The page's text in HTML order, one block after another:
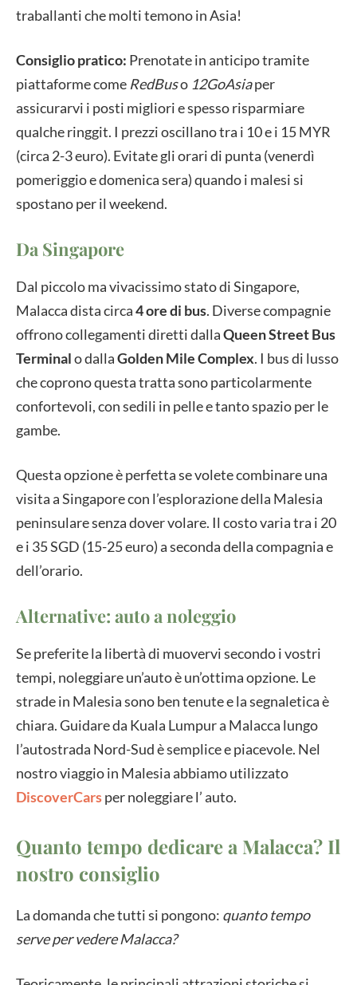
traballanti che molti temono in Asia!
Consiglio pratico: Prenotate in anticipo tramite
piattaforme come RedBuso 12GoAsiaper
assicurarvi i posti migliori e spesso risparmiare
qualche ringgit. I prezzi oscillano tra i 10 e i 15 MYR
(circa 2-3 euro). Evitate gli orari di punta (venerdì
pomeriggio e domenica sera) quando i malesi si
spostano per il weekend.
Da Singapore
Dal piccolo ma vivacissimo stato di Singapore,
Malacca dista circa4 ore di bus. Diverse compagnie
offrono collegamenti diretti dallaQueen Street Bus
Terminalo dallaGolden Mile Complex. I bus di lusso
che coprono questa tratta sono particolarmente
confortevoli, con sedili in pelle e tanto spazio per le
gambe.
Questa opzione è perfetta se volete combinare una
visita a Singapore con l’esplorazione della Malesia
peninsulare senza dover volare. Il costo varia tra i 20
e i 35 SGD (15-25 euro) a seconda della compagnia e
dell’orario.
Alternative: auto a noleggio
Se preferite la libertà di muovervi secondo i vostri
tempi, noleggiare un’auto è un’ottima opzione. Le
strade in Malesia sono ben tenute e la segnaletica è
chiara. Guidare da Kuala Lumpur a Malacca lungo
l’autostrada Nord-Sud è semplice e piacevole. Nel
nostro viaggio in Malesia abbiamo utilizzato
DiscoverCarsper noleggiare l’ auto.
Quanto tempo dedicare a Malacca? Il
nostro consiglio
La domanda che tutti si pongono: quanto tempo
serve per vedere Malacca?